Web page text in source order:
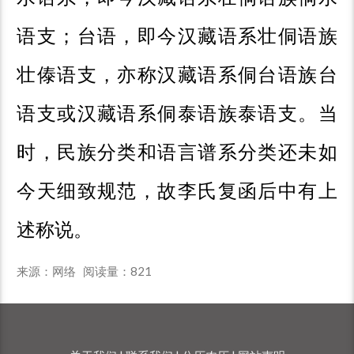
语支；台语，即今汉藏语系壮侗语族
壮傣语支，亦称汉藏语系侗台语族台
语支或汉藏语系侗泰语族泰语支。当
时，民族分类和语言谱系分类还未如
今天细致规范，故李氏复函后中有上
述称说。
来源：网络 阅读量：821